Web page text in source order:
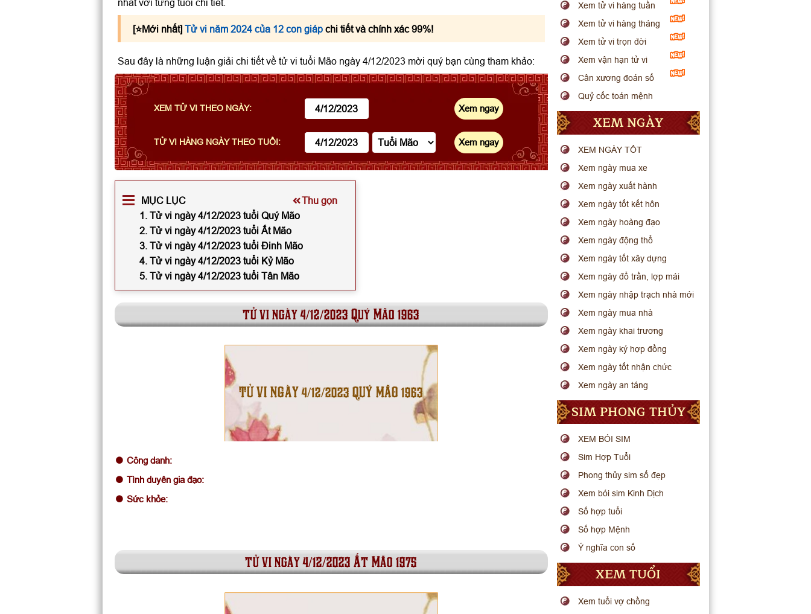
nhất với từng tuổi chi tiết.
[⭐️Mới nhất] Tử vi năm 2024 của 12 con giápchi tiết và chính xác 99%!
Sau đây là những luận giải chi tiết về tử vi tuổi Mão ngày 4/12/2023 mời quý bạn cùng tham khảo:
XEM TỬ VI THEO NGÀY:
TỬ VI HÀNG NGÀY THEO TUỔI:
MỤC LỤC
Thu gọn
1. Tử vi ngày 4/12/2023 tuổi Quý Mão
2. Tử vi ngày 4/12/2023 tuổi Ất Mão
3. Tử vi ngày 4/12/2023 tuổi Đinh Mão
4. Tử vi ngày 4/12/2023 tuổi Kỷ Mão
5. Tử vi ngày 4/12/2023 tuổi Tân Mão
tử vi ngày 4/12/2023 Quý Mão 1963
TỬ VI NGÀY 4/12/2023 QUÝ MÃO 1963
Công danh:
Tình duyên gia đạo:
Sức khỏe:
tử vi ngày 4/12/2023 Ất Mão 1975
Xem tử vi hàng tuần
Xem tử vi hàng tháng
Xem tử vi trọn đời
Xem vận hạn tử vi
Cân xương đoán số
Quỷ cốc toán mệnh
XEM NGÀY
XEM NGÀY TỐT
Xem ngày mua xe
Xem ngày xuất hành
Xem ngày tốt kết hôn
Xem ngày hoàng đạo
Xem ngày động thổ
Xem ngày tốt xây dựng
Xem ngày đổ trần, lợp mái
Xem ngày nhập trạch nhà mới
Xem ngày mua nhà
Xem ngày khai trương
Xem ngày ký hợp đồng
Xem ngày tốt nhận chức
Xem ngày an táng
SIM PHONG THỦY
XEM BÓI SIM
Sim Hợp Tuổi
Phong thủy sim số đẹp
Xem bói sim Kinh Dịch
Số hợp tuổi
Số hợp Mệnh
Ý nghĩa con số
XEM TUỔI
Xem tuổi vợ chồng